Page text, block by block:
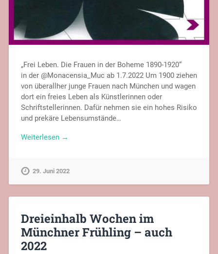
„Frei Leben. Die Frauen in der Boheme 1890-1920“
in der @Monacensia_Muc ab 1.7.2022 Um 1900 ziehen
von überallher junge Frauen nach München und wagen
dort ein freies Leben als Künstlerinnen oder
Schriftstellerinnen. Dafür nehmen sie ein hohes Risiko
und prekäre Lebensumstände…
Weiterlesen →
29. Juni 2022
Dreieinhalb Wochen im
Münchner Frühling – auch
2022